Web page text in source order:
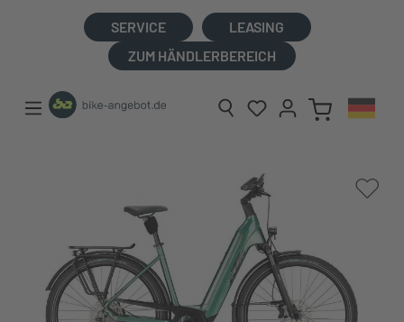
SERVICE
LEASING
ZUM HÄNDLERBEREICH